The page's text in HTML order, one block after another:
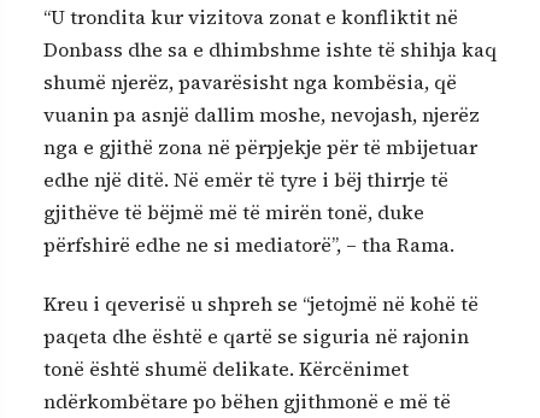
“U trondita kur vizitova zonat e konfliktit në
Donbass dhe sa e dhimbshme ishte të shihja kaq
shumë njerëz, pavarësisht nga kombësia, që
vuanin pa asnjë dallim moshe, nevojash, njerëz
nga e gjithë zona në përpjekje për të mbijetuar
edhe një ditë. Në emër të tyre i bëj thirrje të
gjithëve të bëjmë më të mirën tonë, duke
përfshirë edhe ne si mediatorë”, – tha Rama.
Kreu i qeverisë u shpreh se “jetojmë në kohë të
paqeta dhe është e qartë se siguria në rajonin
tonë është shumë delikate. Kërcënimet
ndërkombëtare po bëhen gjithmonë e më të